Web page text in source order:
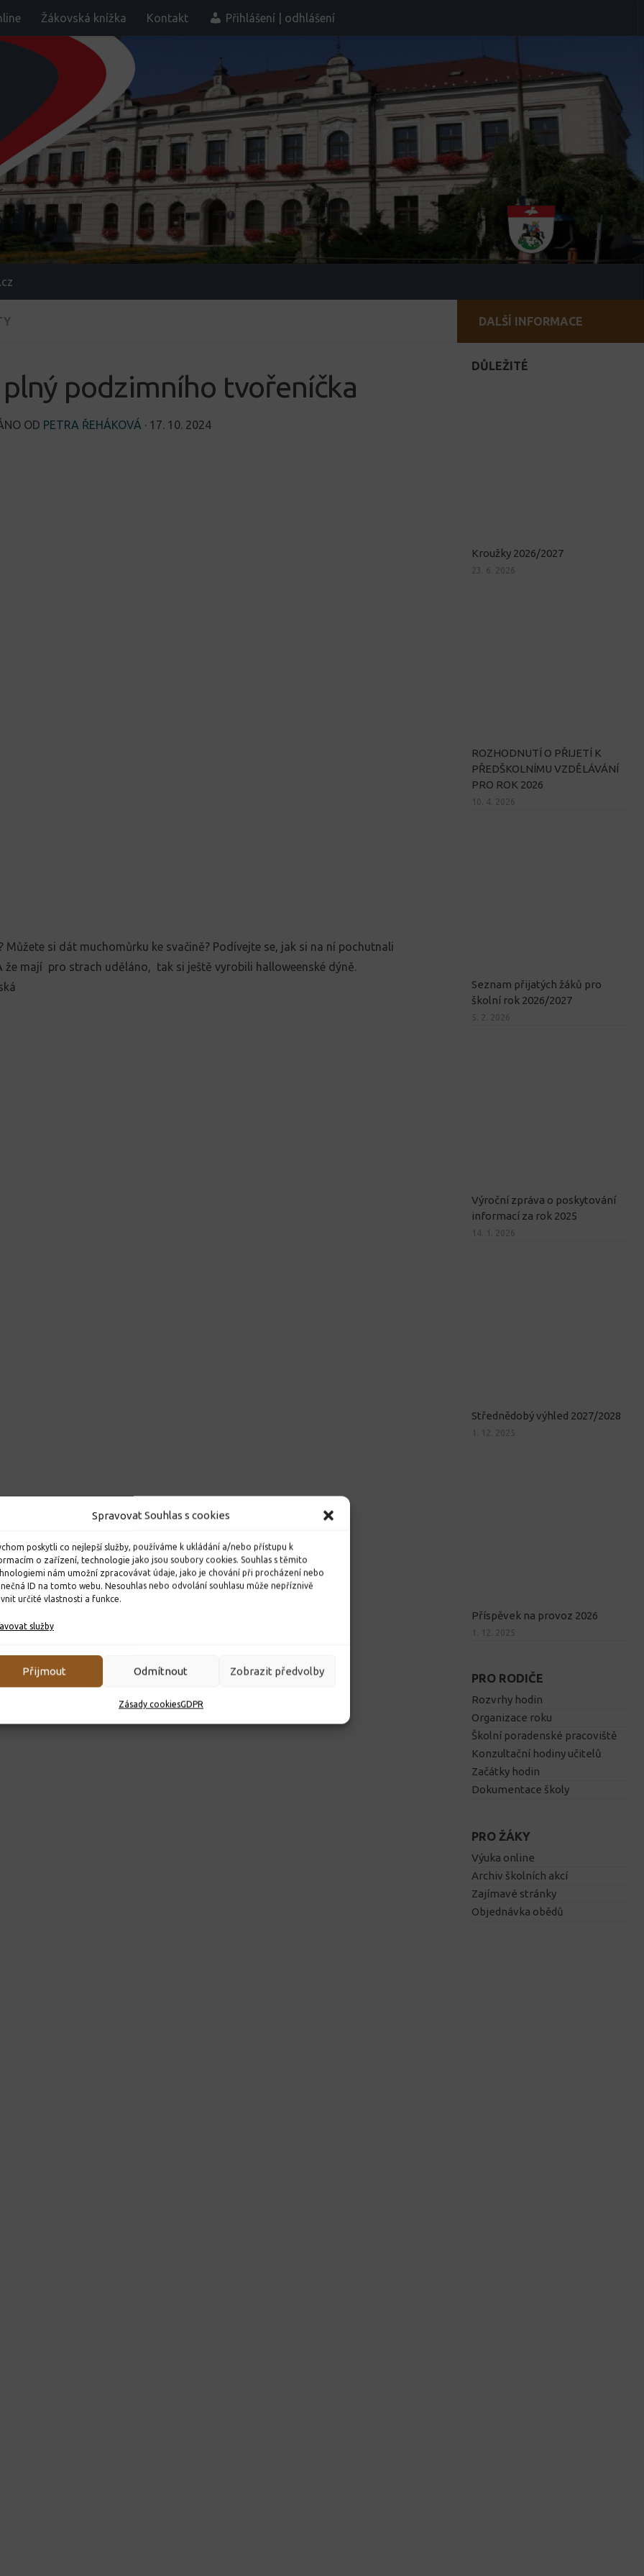
Spravovat Souhlas s cookies
poskytli co nejlepší služby, používáme k ukládání a/nebo přístupu k
o zařízení, technologie jako jsou soubory cookies. Souhlas s těmito
nám umožní zpracovávat údaje, jako je chování při procházení nebo
ID na tomto webu. Nesouhlas nebo odvolání souhlasu může nepříznivě
určité vlastnosti a funkce.
služby
Přijmout Odmítnout Zobrazit předvolby
Zásady cookiesGDPR
Žákovská knížka Kontakt Přihlášení | odhlášení
podzimního tvořeníčka
OD PETRA ŘEHÁKOVÁ · 17. 10. 2024
Můžete si dát muchomůrku ke svačině? Podívejte se, jak si na ní pochutnali
že mají pro strach uděláno, tak si ještě vyrobili halloweenské dýně.
DALŠÍ INFORMACE
DŮLEŽITÉ
Kroužky 2026/2027
23. 6. 2026
ROZHODNUTÍ O PŘIJETÍ K
PŘEDŠKOLNÍMU VZDĚLÁVÁNÍ
PRO ROK 2026
10. 4. 2026
Seznam přijatých žáků pro
školní rok 2026/2027
5. 2. 2026
Výroční zpráva o poskytování
informací za rok 2025
14. 1. 2026
Střednědobý výhled 2027/2028
1. 12. 2025
Příspěvek na provoz 2026
1. 12. 2025
PRO RODIČE
Rozvrhy hodin
Organizace roku
Školní poradenské pracoviště
Konzultační hodiny učitelů
Začátky hodin
Dokumentace školy
PRO ŽÁKY
Výuka online
Archiv školních akcí
Zajímavé stránky
Objednávka obědů